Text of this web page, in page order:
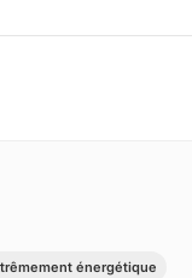
énergétique